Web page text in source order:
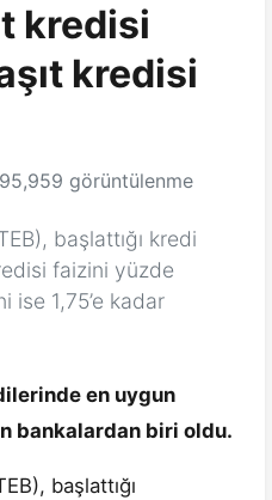
kredisi
kredisi
5,959 görüntülenme
başlattığı kredi
faizini yüzde
ise 1,75’e kadar
en uygun
bankalardan biri oldu.
başlattığı